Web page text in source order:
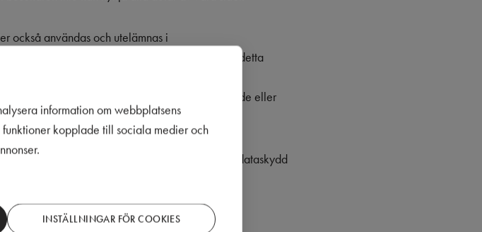
också användas och utelämnas i
användningen av hans eller hennes uppgifter i detta
och till dessa kan uppgifter överlämnas för
förutsätter den registrerades medgivande eller
för att skapa skydd för personuppgifterna och dataskydd
information om webbplatsens
kopplade till sociala medier och
INSTÄLLNINGAR FÖR COOKIES